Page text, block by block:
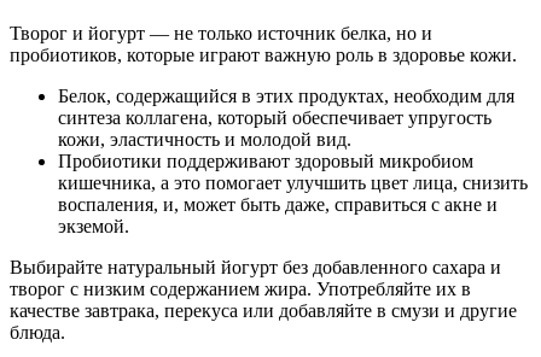
Творог и йогурт — не только источник белка, но и
пробиотиков, которые играют важную роль в здоровье кожи.
Белок, содержащийся в этих продуктах, необходим для
синтеза коллагена, который обеспечивает упругость
кожи, эластичность и молодой вид.
Пробиотики поддерживают здоровый микробиом
кишечника, а это помогает улучшить цвет лица, снизить
воспаления, и, может быть даже, справиться с акне и
экземой.
Выбирайте натуральный йогурт без добавленного сахара и
творог с низким содержанием жира. Употребляйте их в
качестве завтрака, перекуса или добавляйте в смузи и другие
блюда.